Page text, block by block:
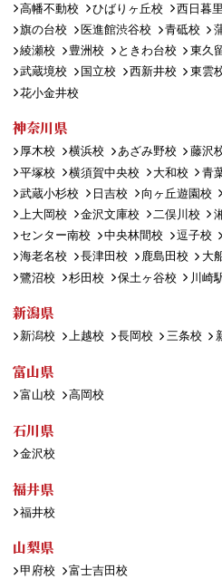
高幡不動校
ひばりヶ丘校 西日暮
旗の台校
医進館渋谷校 青砥校
綾瀬校
豊洲校 ときわ台校 東久
武蔵境校
国立校 西新井校 東雲
花小金井校
神奈川県
厚木校 横浜校 あざみ野校 藤沢
平塚校
横須賀中央校 大和校 青
武蔵小杉校
日吉校 向ヶ丘遊園校
上大岡校
金沢文庫校 二俣川校
センター南校
中央林間校 逗子校
海老名校
長津田校 鹿島田校 大
鷺沼校
杉田校 保土ヶ谷校 川崎
新潟県
新潟校 上越校 長岡校 三条校
富山県
富山校 高岡校
石川県
金沢校
福井県
福井校
山梨県
甲府校 富士吉田校